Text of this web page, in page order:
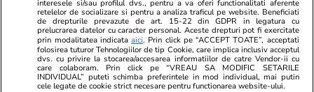
publicate azi pe edu.ro
Știri Externe 12:34
Un angajat Leroy Merlin, concediat după 15
interesele si/sau profilul dvs., pentru a va oferi functionalitati aferente
retelelor de socializare si pentru a analiza traficul pe website. Beneficiati
de drepturile prevazute de art. 15-22 din GDPR in legatura cu
prelucrarea datelor cu caracter personal. Aceste drepturi pot fi exercitate
prin modalitatea indicataaici. Prin click pe “ACCEPT TOATE”, acceptati
folosirea tuturor Tehnologiilor de tip Cookie, care implica inclusiv acceptul
dvs. cu privire la stocarea/accesarea informatiilor de catre Vendor-ii cu
care colaboram. Prin click pe “VREAU SA MODIFIC SETARILE
INDIVIDUAL” puteti schimba preferintele in mod individual, mai putin
cele legate de cookie strict necesare pentru functionarea website-ului.